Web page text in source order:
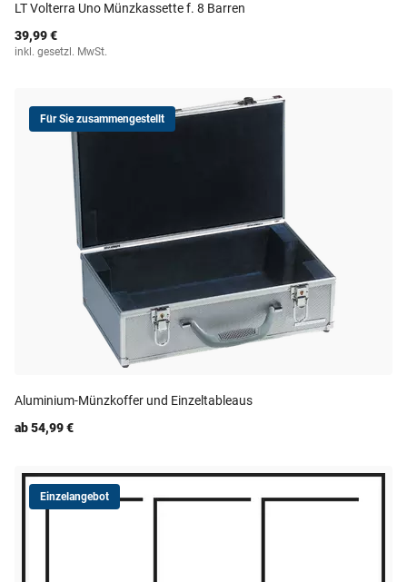
LT Volterra Uno Münzkassette f. 8 Barren
39,99 €
inkl. gesetzl. MwSt.
Für Sie zusammengestellt
Aluminium-Münzkoffer und Einzeltableaus
ab 54,99 €
Einzelangebot